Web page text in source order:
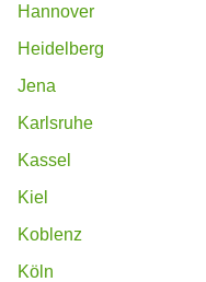
Hannover
Heidelberg
Jena
Karlsruhe
Kassel
Kiel
Koblenz
Köln